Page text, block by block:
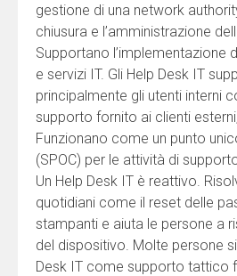
gestione di una network
chiusura e l’amministrazione
Supportano l’implementazione
e servizi IT. Gli Help Desk IT
principalmente gli utenti interni
supporto fornito ai clienti
Funzionano come un punto
(SPOC) per le attività di
Un Help Desk IT è reattivo.
quotidiani come il reset delle
stampanti e aiuta le persone a
del dispositivo. Molte persone
Desk IT come supporto tattico